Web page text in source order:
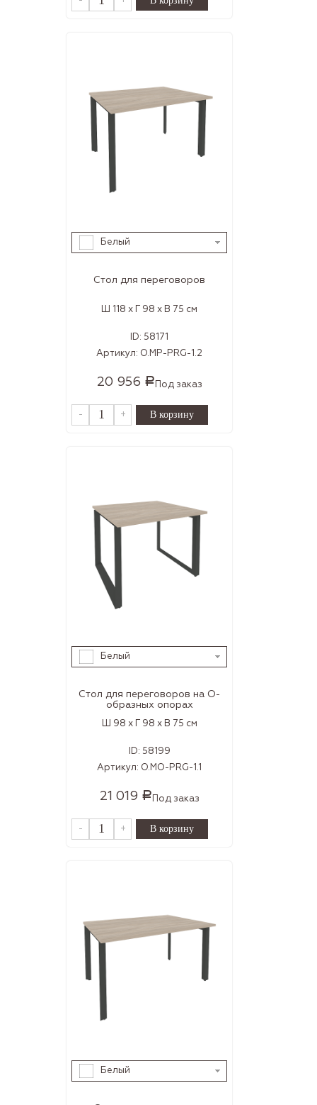
Белый
Стол для переговоров
Ш 118 x Г 98 x В 75 см
ID: 58171
Артикул: O.MP-PRG-1.2
20 956 Р Под заказ
- +
Белый
Стол для переговоров на О-
образных опорах
Ш 98 x Г 98 x В 75 см
ID: 58199
Артикул: O.MO-PRG-1.1
21 019 Р Под заказ
- +
Белый